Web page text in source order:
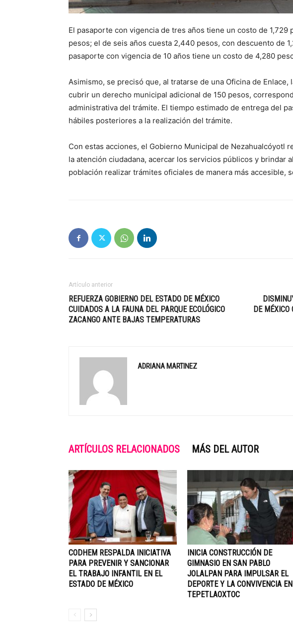
El pasaporte con vigencia de tres años tiene un costo de 1,729
pesos; el de seis años cuesta 2,440 pesos, con descuento de
pasaporte con vigencia de 10 años tiene un costo de 4,280
Asimismo, se precisó que, al tratarse de una Oficina de
cubrir un derecho municipal adicional de 150 pesos,
administrativa del trámite. El tiempo estimado de entrega del
hábiles posteriores a la realización del trámite.
Con estas acciones, el Gobierno Municipal de Nezahualcóyotl
la atención ciudadana, acercar los servicios públicos y brindar
población realizar trámites oficiales de manera más accesible,
Artículo anterior
REFUERZA GOBIERNO DEL ESTADO DE MÉXICO
CUIDADOS A LA FAUNA DEL PARQUE ECOLÓGICO
ZACANGO ANTE BAJAS TEMPERATURAS
DE
ADRIANA MARTINEZ
ARTÍCULOS RELACIONADOS MÁS DEL AUTOR
CODHEM RESPALDA INICIATIVA
PARA PREVENIR Y SANCIONAR
EL TRABAJO INFANTIL EN EL
ESTADO DE MÉXICO
INICIA CONSTRUCCIÓN DE
GIMNASIO EN SAN PABLO
JOLALPAN PARA IMPULSAR EL
DEPORTE Y LA CONVIVENCIA EN
TEPETLAOXTOC